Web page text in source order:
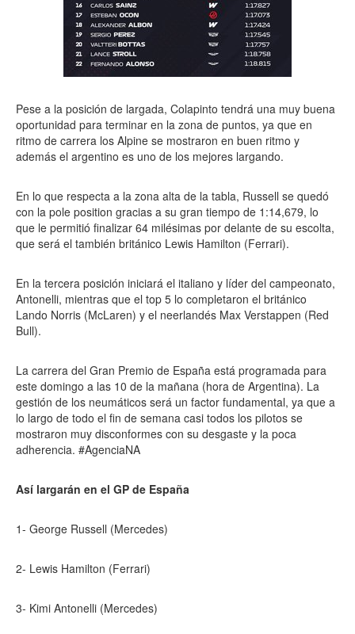
Pese a la posición de largada, Colapinto tendrá una muy buena
oportunidad para terminar en la zona de puntos, ya que en
ritmo de carrera los Alpine se mostraron en buen ritmo y
además el argentino es uno de los mejores largando.
En lo que respecta a la zona alta de la tabla, Russell se quedó
con la pole position gracias a su gran tiempo de 1:14,679, lo
que le permitió finalizar 64 milésimas por delante de su escolta,
que será el también británico Lewis Hamilton (Ferrari).
En la tercera posición iniciará el italiano y líder del campeonato,
Antonelli, mientras que el top 5 lo completaron el británico
Lando Norris (McLaren) y el neerlandés Max Verstappen (Red
Bull).
La carrera del Gran Premio de España está programada para
este domingo a las 10 de la mañana (hora de Argentina). La
gestión de los neumáticos será un factor fundamental, ya que a
lo largo de todo el fin de semana casi todos los pilotos se
mostraron muy disconformes con su desgaste y la poca
adherencia. #AgenciaNA
Así largarán en el GP de España
1- George Russell (Mercedes)
2- Lewis Hamilton (Ferrari)
3- Kimi Antonelli (Mercedes)